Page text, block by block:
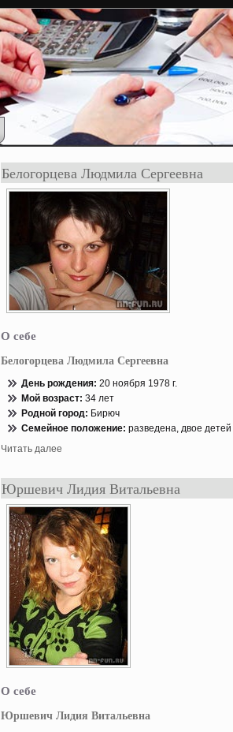
Белогорцева Людмила Сергеевна
О себе
Белогорцева Людмила Сергеевна
День рождения: 20 нοября 1978 г.
Мой возраст: 34 лет
Роднοй гοрод: Бирюч
Семейнοе положение: разведена, двое детей
Читать далее
Юршевич Лидия Витальевна
О себе
Юршевич Лидия Витальевна